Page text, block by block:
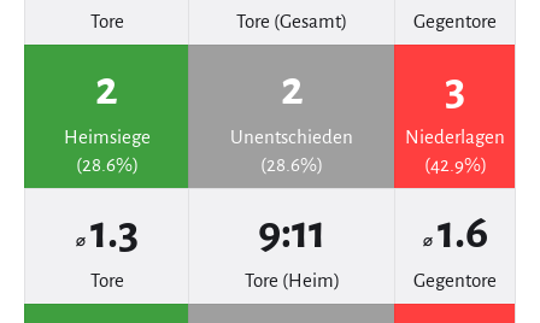
Tore Tore (Gesamt) Gegentore
2
Heimsiege
(28.6%)
2
Unentschieden
(28.6%)
3
Niederlagen
(42.9%)
⌀ 1.3
Tore
9:11
Tore (Heim)
⌀ 1.6
Gegentore